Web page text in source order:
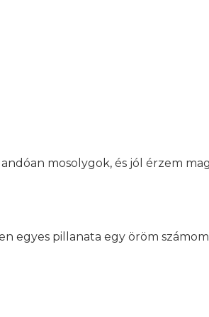
mosolygok, és jól érzem
egyes pillanata egy öröm